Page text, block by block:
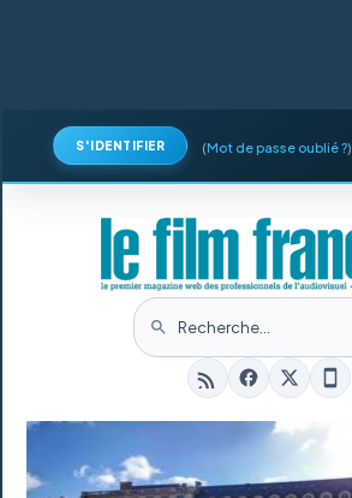
S'IDENTIFIER (Mot de passe oublié ?)